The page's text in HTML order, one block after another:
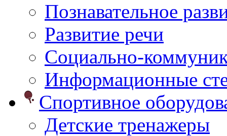
Познавательное
Развитие речи
Социально-
Информационные
Спортивное
Детские тренажеры